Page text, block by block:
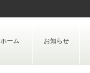
to
ホーム お知らせ